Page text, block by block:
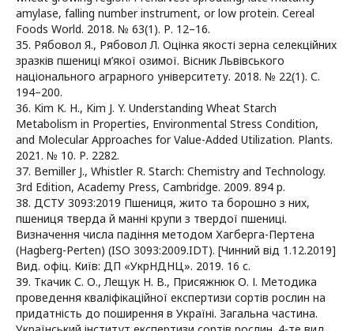
amylase, falling number instrument, or low protein. Cereal
Foods World. 2018. № 63(1). Р. 12–16.
35. Рябовол Я., Рябовол Л. Оцінка якості зерна селекційних
зразків пшениці м’якої озимої. Вісник Львівського
національного аграрного університету. 2018. № 22(1). С.
194–200.
36. Kim K. H., Kim J. Y. Understanding Wheat Starch
Metabolism in Properties, Environmental Stress Condition,
and Molecular Approaches for Value-Added Utilization. Plants.
2021. № 10. Р. 2282.
37. Bemiller J., Whistler R. Starch: Chemistry and Technology.
3rd Edition, Academy Press, Cambridge. 2009. 894 р.
38. ДСТУ 3093:2019 Пшениця, жито та борошно з них,
пшениця тверда й манні крупи з твердої пшениці.
Визначення числа падіння методом Хагберга-Пертена
(Hagberg-Perten) (ISO 3093:2009.IDT). [Чинний від 1.12.2019]
Вид. офіц. Київ: ДП «УкрНДНЦ». 2019. 16 с.
39. Ткачик С. О., Лещук Н. В., Присяжнюк О. І. Методика
проведення кваліфікаційної експертизи сортів рослин на
придатність до поширення в Україні. Загальна частина.